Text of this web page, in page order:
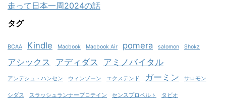
走って日本一周2024の話
タグ
BCAA Kindle Macbook Macbook Air pomera salomon Shokz
アシックス アディダス アミノバイタル
アンデシュ・ハンセン ウィンゾーン エクステンド ガーミン サロモン
シダス スラッシュランナープロテイン センスプロベルト タビオ